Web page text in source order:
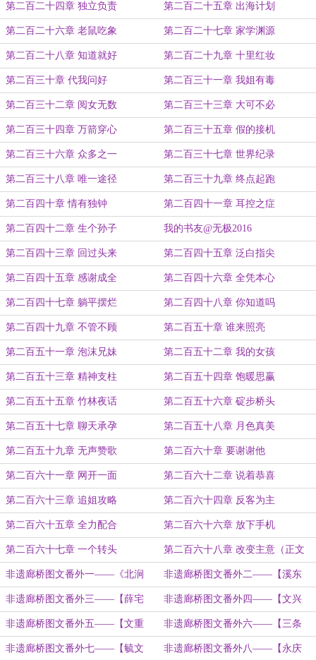
第二百二十四章 独立负责 第二百二十五章 出海计划
第二百二十六章 老鼠吃象 第二百二十七章 家学渊源
第二百二十八章 知道就好 第二百二十九章 十里红妆
第二百三十章 代我问好 第二百三十一章 我姐有毒
第二百三十二章 阅女无数 第二百三十三章 大可不必
第二百三十四章 万箭穿心 第二百三十五章 假的接机
第二百三十六章 众多之一 第二百三十七章 世界纪录
第二百三十八章 唯一途径 第二百三十九章 终点起跑
第二百四十章 情有独钟 第二百四十一章 耳控之症
第二百四十二章 生个孙子 我的书友@无极2016
第二百四十三章 回过头来 第二百四十五章 泛白指尖
第二百四十五章 感谢成全 第二百四十六章 全凭本心
第二百四十七章 躺平摆烂 第二百四十八章 你知道吗
第二百四十九章 不管不顾 第二百五十章 谁来照亮
第二百五十一章 泡沫兄妹 第二百五十二章 我的女孩
第二百五十三章 精神支柱 第二百五十四章 饱暖思赢
第二百五十五章 竹林夜话 第二百五十六章 碇步桥头
第二百五十七章 聊天承孕 第二百五十八章 月色真美
第二百五十九章 无声赞歌 第二百六十章 要谢谢他
第二百六十一章 网开一面 第二百六十二章 说着恭喜
第二百六十三章 追姐攻略 第二百六十四章 反客为主
第二百六十五章 全力配合 第二百六十六章 放下手机
第二百六十七章 一个转头 第二百六十八章 改变主意（正文
完）
非遗廊桥图文番外一——《北涧
桥》
非遗廊桥图文番外二——【溪东
桥】
非遗廊桥图文番外三——【薛宅
桥】
非遗廊桥图文番外四——【文兴
桥】
非遗廊桥图文番外五——【文重
桥】
非遗廊桥图文番外六——【三条
桥】
非遗廊桥图文番外七——【毓文 非遗廊桥图文番外八——【永庆